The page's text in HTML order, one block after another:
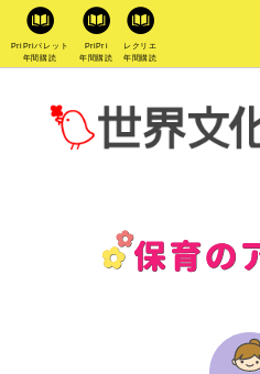
PriPriパレット
年間購読
PriPri
年間購読
レクリエ
年間購読